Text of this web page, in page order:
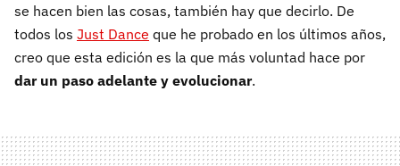
se hacen bien las cosas, también hay que decirlo. De
todos los Just Dance que he probado en los últimos años,
creo que esta edición es la que más voluntad hace por
dar un paso adelante y evolucionar.